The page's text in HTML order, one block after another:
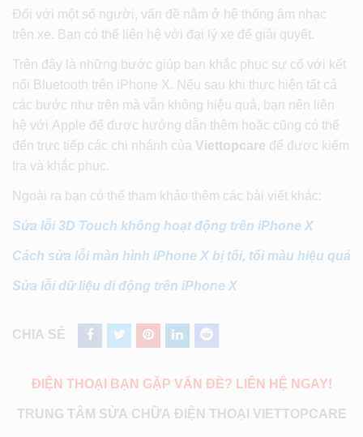
Đối với một số người, vấn đề nằm ở hệ thống âm nhạc
trên xe. Bạn có thể liên hệ với đại lý xe để giải quyết.
Trên đây là những bước giúp bạn khắc phục sự cố với kết
nối Bluetooth trên iPhone X. Nếu sau khi thực hiện tất cả
các bước như trên mà vẫn không hiệu quả, bạn nên liên
hệ với Apple để được hướng dẫn thêm hoặc cũng có thể
đến trực tiếp các chi nhánh của Viettopcare để được kiểm
tra và khắc phục.
Ngoài ra bạn có thể tham khảo thêm các bài viết khác:
Sửa lỗi 3D Touch không hoạt động trên iPhone X
Cách sửa lỗi màn hình iPhone X bị tối, tối màu hiệu quả
Sửa lỗi dữ liệu di động trên iPhone X
CHIA SẺ
ĐIỆN THOẠI BẠN GẶP VẤN ĐỀ? LIÊN HỆ NGAY!
TRUNG TÂM SỬA CHỮA ĐIỆN THOẠI VIETTOPCARE